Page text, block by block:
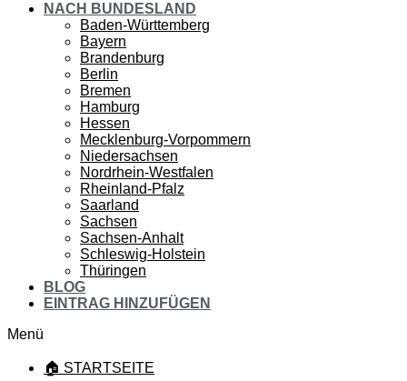
NACH BUNDESLAND
Baden-Württemberg
Bayern
Brandenburg
Berlin
Bremen
Hamburg
Hessen
Mecklenburg-Vorpommern
Niedersachsen
Nordrhein-Westfalen
Rheinland-Pfalz
Saarland
Sachsen
Sachsen-Anhalt
Schleswig-Holstein
Thüringen
BLOG
EINTRAG HINZUFÜGEN
Menü
🏠 STARTSEITE